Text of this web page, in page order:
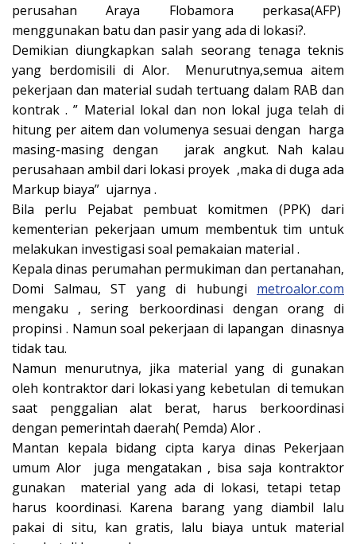
perusahan Araya Flobamora perkasa(AFP)
menggunakan batu dan pasir yang ada di lokasi?.
Demikian diungkapkan salah seorang tenaga teknis
yang berdomisili di Alor. Menurutnya,semua aitem
pekerjaan dan material sudah tertuang dalam RAB dan
kontrak . ” Material lokal dan non lokal juga telah di
hitung per aitem dan volumenya sesuai dengan harga
masing-masing dengan jarak angkut. Nah kalau
perusahaan ambil dari lokasi proyek ,maka di duga ada
Markup biaya” ujarnya .
Bila perlu Pejabat pembuat komitmen (PPK) dari
kementerian pekerjaan umum membentuk tim untuk
melakukan investigasi soal pemakaian material .
Kepala dinas perumahan permukiman dan pertanahan,
Domi Salmau, ST yang di hubungi metroalor.com
mengaku , sering berkoordinasi dengan orang di
propinsi . Namun soal pekerjaan di lapangan dinasnya
tidak tau.
Namun menurutnya, jika material yang di gunakan
oleh kontraktor dari lokasi yang kebetulan di temukan
saat penggalian alat berat, harus berkoordinasi
dengan pemerintah daerah( Pemda) Alor .
Mantan kepala bidang cipta karya dinas Pekerjaan
umum Alor juga mengatakan , bisa saja kontraktor
gunakan material yang ada di lokasi, tetapi tetap
harus koordinasi. Karena barang yang diambil lalu
pakai di situ, kan gratis, lalu biaya untuk material